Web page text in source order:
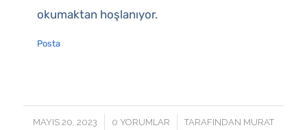
okumaktan hoşlanıyor.
Posta
MAYIS 20, 2023
/ 0 YORUMLAR
/ TARAFINDAN MURAT